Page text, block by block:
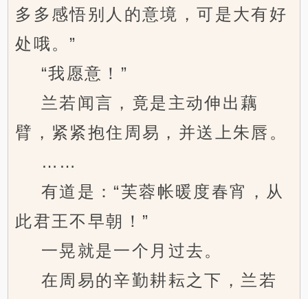
多多感悟别人的意境，可是大有好
处哦。”
“我愿意！”
兰若闻言，竟是主动伸出藕
臂，紧紧抱住周易，并送上朱唇。
……
有道是：“芙蓉帐暖度春宵，从
此君王不早朝！”
一晃就是一个月过去。
在周易的辛勤耕耘之下，兰若